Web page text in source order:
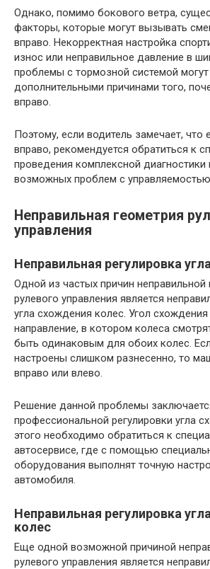
Однако, помимо бокового ветра,
факторы, которые могут вызывать
вправо. Некорректная настройка
износ или неправильное давление в
проблемы с тормозной системой
дополнительными причинами того,
вправо.
Поэтому, если водитель замечает, что
вправо, рекомендуется обратиться к
проведения комплексной диагностики
возможных проблем с
Неправильная геометрия
управления
Неправильная регулировка
Одной из частых причин неправильной
рулевого управления является
угла схождения колес. Угол
направление, в котором колеса
быть одинаковым для обоих колес.
настроены слишком разнесенно, то
вправо или влево.
Решение данной проблемы
профессиональной регулировки угла
этого необходимо обратиться к
автосервисе, где с помощью
оборудования выполнят точную
автомобиля.
Неправильная регулировка
колес
Еще одной возможной причиной
рулевого управления является